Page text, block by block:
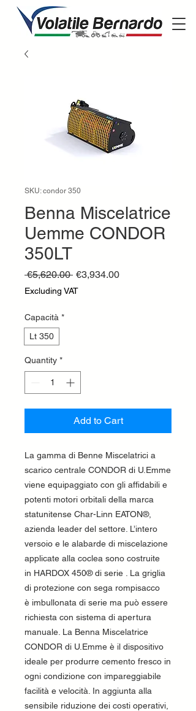
SKU: condor 350
Benna Miscelatrice
Uemme CONDOR
350LT
€5,620.00 Regular
Price
€3,934.00Sale
Excluding VAT
Capacità *
Lt 350
Quantity *
Add to Cart
La gamma di Benne Miscelatrici a
scarico centrale CONDOR di U.Emme
viene equipaggiato con gli affidabili e
potenti motori orbitali della marca
statunitense Char-Linn EATON®,
azienda leader del settore. L’intero
versoio e le alabarde di miscelazione
applicate alla coclea sono costruite
in HARDOX 450® di serie . La griglia
di protezione con sega rompisacco
è imbullonata di serie ma può essere
richiesta con sistema di apertura
manuale. La Benna Miscelatrice
CONDOR di U.Emme è il dispositivo
ideale per produrre cemento fresco in
ogni condizione con impareggiabile
facilità e velocità. In aggiunta alla
sensibile riduzione dei costi operativi,